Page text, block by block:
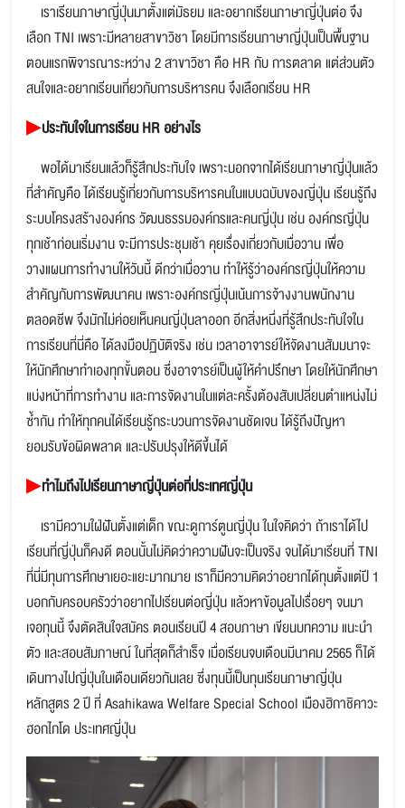
เราเรียนภาษาญี่ปุ่นมาตั้งแต่มัธยม และอยากเรียนภาษาญี่ปุ่นต่อ จึง
เลือก TNI เพราะมีหลายสาขาวิชา โดยมีการเรียนภาษาญี่ปุ่นเป็นพื้นฐาน
ตอนแรกพิจารณาระหว่าง 2 สาขาวิชา คือ HR กับ การตลาด แต่ส่วนตัว
สนใจและอยากเรียนเกี่ยวกับการบริหารคน จึงเลือกเรียน HR
▶ประทับใจในการเรียน HR อย่างไร
พอได้มาเรียนแล้วก็รู้สึกประทับใจ เพราะนอกจากได้เรียนภาษาญี่ปุ่นแล้ว
ที่สำคัญคือ ได้เรียนรู้เกี่ยวกับการบริหารคนในแบบฉบับของญี่ปุ่น เรียนรู้ถึง
ระบบโครงสร้างองค์กร วัฒนธรรมองค์กรและคนญี่ปุ่น เช่น องค์กรญี่ปุ่น
ทุกเช้าก่อนเริ่มงาน จะมีการประชุมเช้า คุยเรื่องเกี่ยวกับเมื่อวาน เพื่อ
วางแผนการทำงานให้วันนี้ ดีกว่าเมื่อวาน ทำให้รู้ว่าองค์กรญี่ปุ่นให้ความ
สำคัญกับการพัฒนาคน เพราะองค์กรญี่ปุ่นเน้นการจ้างงานพนักงาน
ตลอดชีพ จึงมักไม่ค่อยเห็นคนญี่ปุ่นลาออก อีกสิ่งหนึ่งที่รู้สึกประทับใจใน
การเรียนที่นี่คือ ได้ลงมือปฏิบัติจริง เช่น เวลาอาจารย์ให้จัดงานสัมมนาจะ
ให้นักศึกษาทำเองทุกขั้นตอน ซึ่งอาจารย์เป็นผู้ให้คำปรึกษา โดยให้นักศึกษา
แบ่งหน้าที่การทำงาน และการจัดงานในแต่ละครั้งต้องสับเปลี่ยนตำแหน่งไม่
ซ้ำกัน ทำให้ทุกคนได้เรียนรู้กระบวนการจัดงานชัดเจน ได้รู้ถึงปัญหา
ยอมรับข้อผิดพลาด และปรับปรุงให้ดีขึ้นได้
▶ทำไมถึงไปเรียนภาษาญี่ปุ่นต่อที่ประเทศญี่ปุ่น
เรามีความใฝ่ฝันตั้งแต่เด็ก ขณะดูการ์ตูนญี่ปุ่น ในใจคิดว่า ถ้าเราได้ไป
เรียนที่ญี่ปุ่นก็คงดี ตอนนั้นไม่คิดว่าความฝันจะเป็นจริง จนได้มาเรียนที่ TNI
ที่นี่มีทุนการศึกษาเยอะแยะมากมาย เราก็มีความคิดว่าอยากได้ทุนตั้งแต่ปี 1
บอกกับครอบครัวว่าอยากไปเรียนต่อญี่ปุ่น แล้วหาข้อมูลไปเรื่อยๆ จนมา
เจอทุนนี้ จึงตัดสินใจสมัคร ตอนเรียนปี 4 สอบภาษา เขียนบทความ แนะนำ
ตัว และสอบสัมภาษณ์ ในที่สุดก็สำเร็จ เมื่อเรียนจบเดือนมีนาคม 2565 ก็ได้
เดินทางไปญี่ปุ่นในเดือนเดียวกันเลย ซึ่งทุนนี้เป็นทุนเรียนภาษาญี่ปุ่น
หลักสูตร 2 ปี ที่ Asahikawa Welfare Special School เมืองฮิกาชิคาวะ
ฮอกไกโด ประเทศญี่ปุ่น